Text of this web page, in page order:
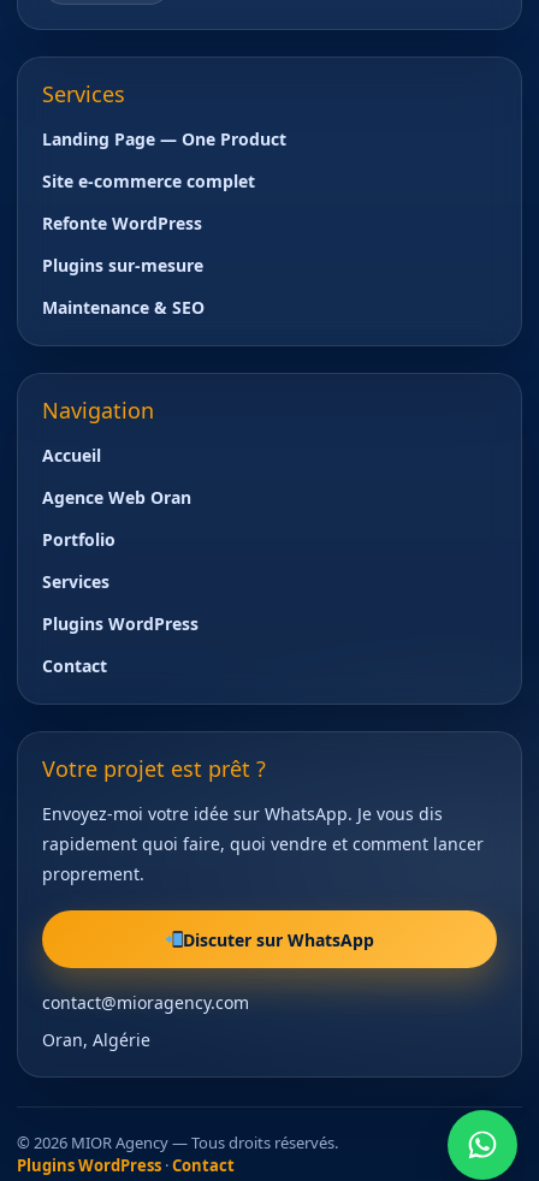
Services
Landing Page — One Product
Site e-commerce complet
Refonte WordPress
Plugins sur-mesure
Maintenance & SEO
Navigation
Accueil
Agence Web Oran
Portfolio
Services
Plugins WordPress
Contact
Votre projet est prêt ?
Envoyez-moi votre idée sur WhatsApp. Je vous dis
rapidement quoi faire, quoi vendre et comment lancer
proprement.
Discuter sur WhatsApp
contact@mioragency.com
Oran, Algérie
© 2026 MIOR Agency — Tous droits réservés.
Plugins WordPress ·Contact